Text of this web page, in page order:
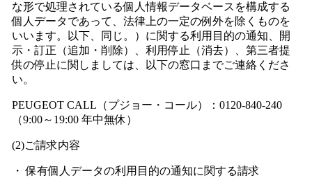
な形で処理されている個人情報データベースを構成する
個人データであって、法律上の一定の例外を除くものを
いいます。以下、同じ。）に関する利用目的の通知、開
示・訂正（追加・削除）、利用停止（消去）、第三者提
供の停止に関しましては、以下の窓口までご連絡くださ
い。
PEUGEOT CALL（プジョー・コール）：0120-840-240
（9:00～19:00 年中無休）
(2)ご請求内容
・ 保有個人データの利用目的の通知に関する請求